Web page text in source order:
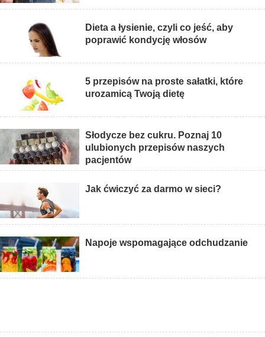
Dieta a łysienie, czyli co jeść, aby
poprawić kondycję włosów
5 przepisów na proste sałatki, które
urozamicą Twoją dietę
Słodycze bez cukru. Poznaj 10
ulubionych przepisów naszych
pacjentów
Jak ćwiczyć za darmo w sieci?
Napoje wspomagające odchudzanie